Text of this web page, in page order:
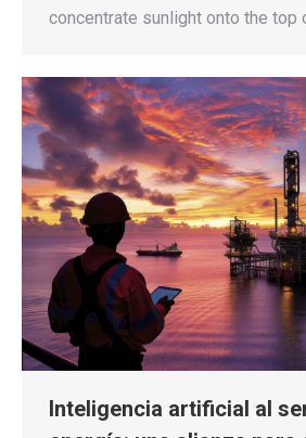
concentrate sunlight onto the top
Inteligencia artificial al